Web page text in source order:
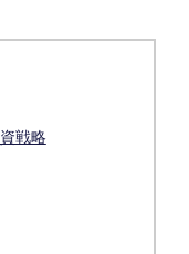
戦略